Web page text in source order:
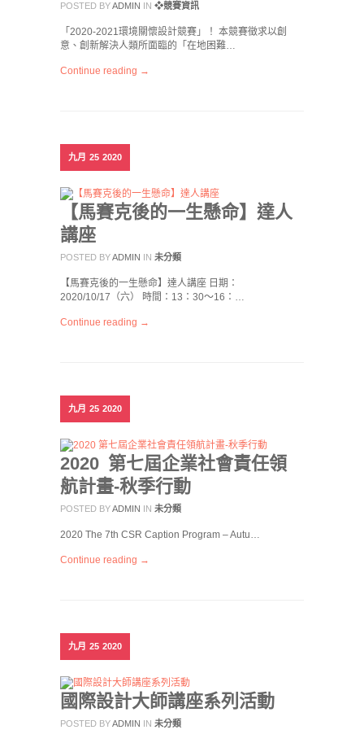
POSTED BYADMIN IN ❖競賽資訊
「2020-2021環境關懷設計競賽」！ 本競賽徵求以創
意、創新解決人類所面臨的「在地困難…
Continue reading →
九月 25 2020
【馬賽克後的一生懸命】達人
講座
POSTED BYADMIN IN 未分類
【馬賽克後的一生懸命】達人講座 日期：
2020/10/17（六） 時間：13：30～16：…
Continue reading →
九月 25 2020
2020 第七屆企業社會責任領
航計畫-秋季行動
POSTED BYADMIN IN 未分類
2020 The 7th CSR Caption Program – Autu…
Continue reading →
九月 25 2020
國際設計大師講座系列活動
POSTED BYADMIN IN 未分類